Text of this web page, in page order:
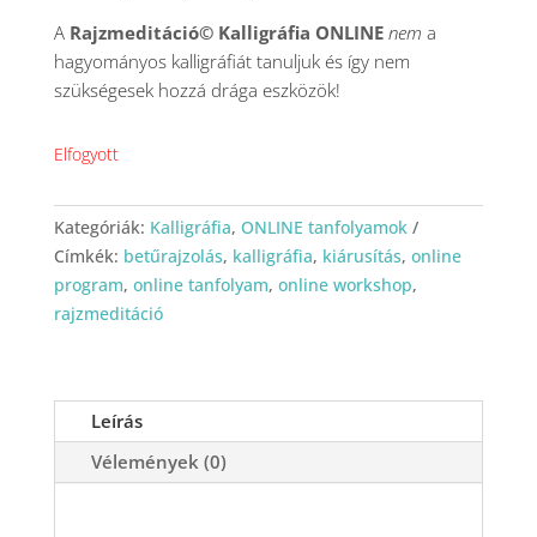
A Rajzmeditáció© Kalligráfia ONLINE nem a
hagyományos kalligráfiát tanuljuk és így nem
szükségesek hozzá drága eszközök!
Elfogyott
Kategóriák: Kalligráfia, ONLINE tanfolyamok
Címkék: betűrajzolás, kalligráfia, kiárusítás, online
program, online tanfolyam, online workshop,
rajzmeditáció
Leírás
Vélemények (0)